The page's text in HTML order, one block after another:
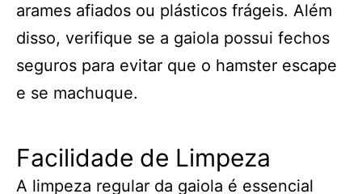
arames afiados ou plásticos frágeis. Além
disso, verifique se a gaiola possui fechos
seguros para evitar que o hamster escape
e se machuque.
Facilidade de Limpeza
A limpeza regular da gaiola é essencial